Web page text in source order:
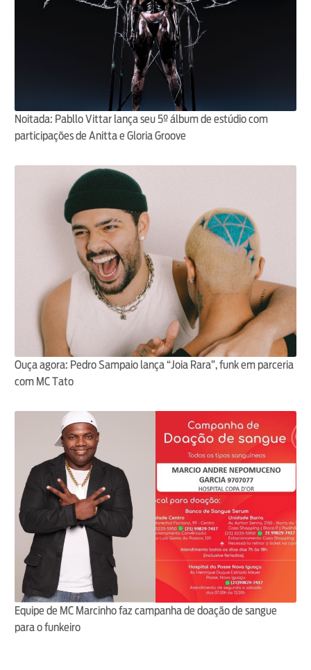
Noitada: Pabllo Vittar lança seu 5º álbum de estúdio com
participações de Anitta e Gloria Groove
Ouça agora: Pedro Sampaio lança “Joia Rara”, funk em parceria
com MC Tato
Equipe de MC Marcinho faz campanha de doação de sangue
para o funkeiro